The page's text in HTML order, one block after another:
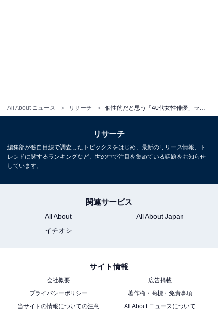
All About ニュース リサーチ
ビや芸能人に関するコラムなどを執筆。編集プロダクシ
Amazonで見る
リサーチ
編集部が独自目線で調査したトピックスをはじめ、最新のリリース情報、ト
レンドに関するランキングなど、世の中で注目を集めている話題をお知らせ
しています。
関連サービス
All About
All About Japan
イチオシ
サイト情報
会社概要
広告掲載
プライバシーポリシー
著作権・商標・免責事項
当サイトの情報についての注意
All About ニュースについて